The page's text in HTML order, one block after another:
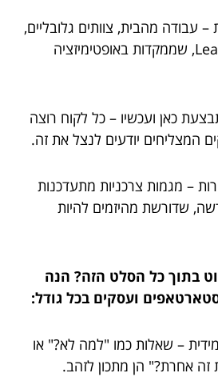
עבודה מהבית, צוותים גלובליים,
מתודולוגיות Agile ו-Lean, שממקדות באופטימיזציה
כאן ועכשיו – כל לקוח רוצה
המצליחים יודעים לנצל את זה.
– מגמות צרכניות מתעדכנות
שדורשת מהיזמים להיות
בתוך כל הסלט הזה? הנה
ועסקים בכל גודל:
– שאלות כמו "למה לא?" או
אחרת?" הן מתכון לזהב.